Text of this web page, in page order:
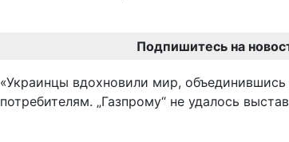
Подпишитесь на
«Украинцы вдохновили мир,
потребителям. „Газпрому“ не удалось